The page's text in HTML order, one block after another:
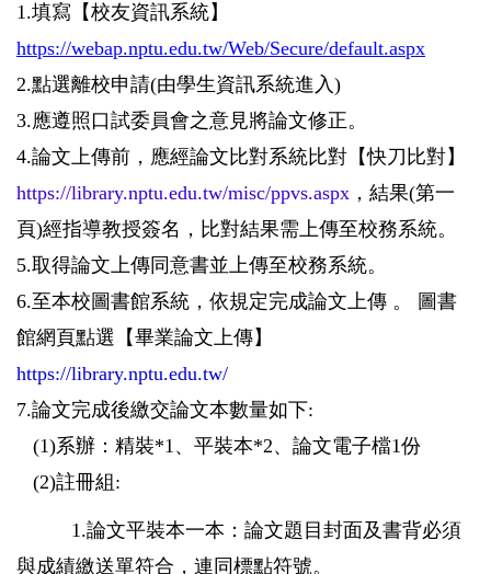
1.填寫【校友資訊系統】
https://webap.nptu.edu.tw/Web/Secure/default.aspx
2.點選離校申請(由學生資訊系統進入)
3.應遵照口試委員會之意見將論文修正。
4.論文上傳前，應經論文比對系統比對【快刀比對】
https://library.nptu.edu.tw/misc/ppvs.aspx ，結果(第一
頁)經指導教授簽名，比對結果需上傳至校務系統。
5.取得論文上傳同意書並上傳至校務系統。
6.至本校圖書館系統，依規定完成論文上傳 。 圖書
館網頁點選【畢業論文上傳】
https://library.nptu.edu.tw/
7.論文完成後繳交論文本數量如下:
(1)系辦：精裝*1、平裝本*2、論文電子檔1份
(2)註冊組:
1.論文平裝本一本：論文題目封面及書背必須
與成績繳送單符合，連同標點符號。